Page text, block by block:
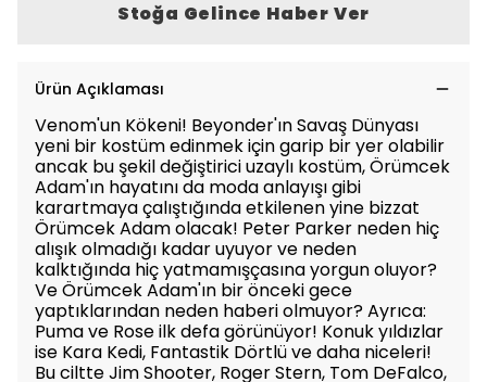
Stoğa Gelince Haber Ver
Ürün Açıklaması
Venom'un Kökeni! Beyonder'ın Savaş Dünyası
yeni bir kostüm edinmek için garip bir yer olabilir
ancak bu şekil değiştirici uzaylı kostüm, Örümcek
Adam'ın hayatını da moda anlayışı gibi
karartmaya çalıştığında etkilenen yine bizzat
Örümcek Adam olacak! Peter Parker neden hiç
alışık olmadığı kadar uyuyor ve neden
kalktığında hiç yatmamışçasına yorgun oluyor?
Ve Örümcek Adam'ın bir önceki gece
yaptıklarından neden haberi olmuyor? Ayrıca:
Puma ve Rose ilk defa görünüyor! Konuk yıldızlar
ise Kara Kedi, Fantastik Dörtlü ve daha niceleri!
Bu ciltte Jim Shooter, Roger Stern, Tom DeFalco,